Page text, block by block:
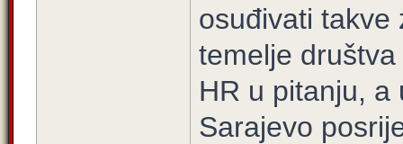
osuđivati takve
temelje
HR u pitanju, a
Sarajevo